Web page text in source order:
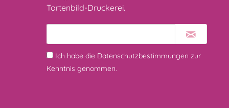
Tortenbild-Druckerei.
Ich habe die Datenschutzbestimmungen zur
Kenntnis genommen.